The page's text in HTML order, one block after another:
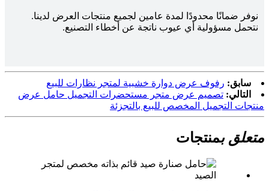
نوفر ضمانًا محدودًا لمدة عامين لجميع منتجات العرض لدينا.
نتحمل مسؤولية أي عيوب ناتجة عن أخطاء التصنيع.
سابق: رفوف عرض دوارة خشبية لمتجر نظارات للبيع
التالي: تصميم عرض متجر مستحضرات التجميل حامل عرض
منتجات التجميل المخصص للبيع بالتجزئة
متعلق بمنتجات